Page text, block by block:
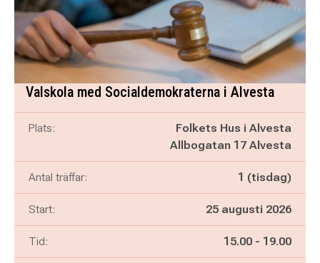
Valskola med Socialdemokraterna i Alvesta
Plats:
Folkets Hus i Alvesta
Allbogatan 17 Alvesta
Antal träffar: 1 (tisdag)
Start: 25 augusti 2026
Tid: Pågår mellan
15.00 - och
19.00